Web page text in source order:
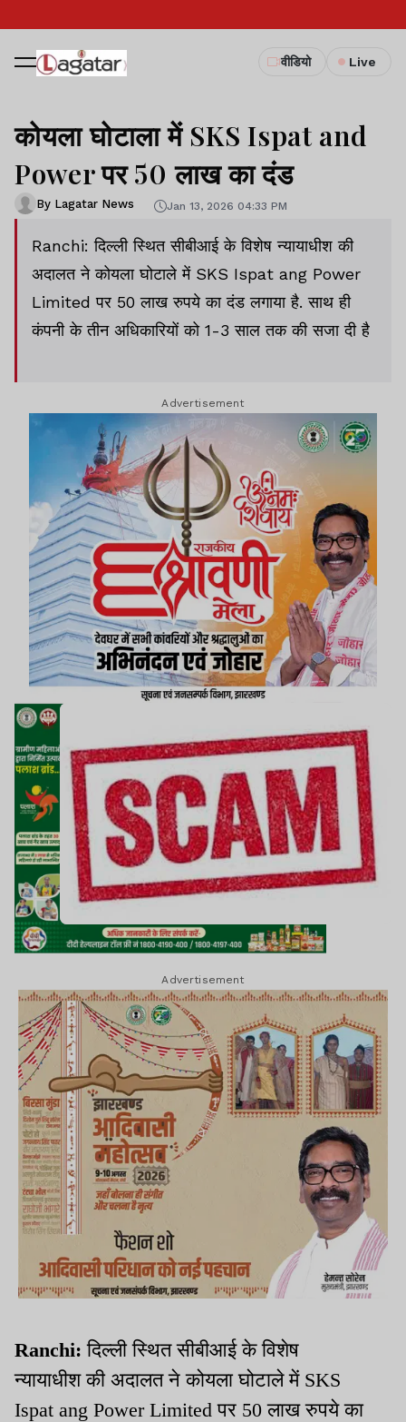
वीडियो Live
कोयला घोटाला में SKS Ispat and
Power पर 50 लाख का दंड
By Lagatar News Jan 13, 2026 04:33 PM
Ranchi: दिल्ली स्थित सीबीआई के विशेष न्यायाधीश की
अदालत ने कोयला घोटाले में SKS Ispat ang Power
Limited पर 50 लाख रुपये का दंड लगाया है. साथ ही
कंपनी के तीन अधिकारियों को 1-3 साल तक की सजा दी है
Advertisement
Advertisement
Ranchi: दिल्ली स्थित सीबीआई के विशेष
न्यायाधीश की अदालत ने कोयला घोटाले में SKS
Ispat ang Power Limited पर 50 लाख रुपये का